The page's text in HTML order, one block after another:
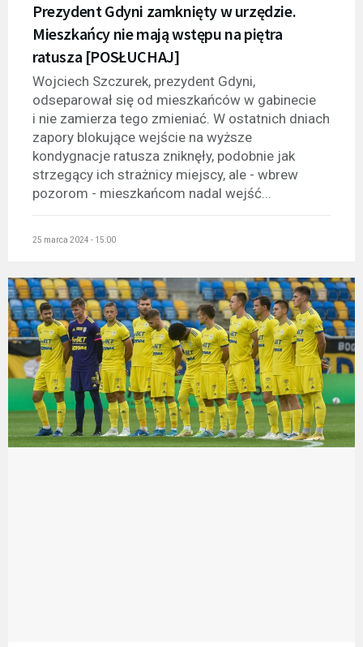
Prezydent Gdyni zamknięty w urzędzie.
Mieszkańcy nie mają wstępu na piętra
ratusza [POSŁUCHAJ]
Wojciech Szczurek, prezydent Gdyni,
odseparował się od mieszkańców w gabinecie
i nie zamierza tego zmieniać. W ostatnich dniach
zapory blokujące wejście na wyższe
kondygnacje ratusza zniknęły, podobnie jak
strzegący ich strażnicy miejscy, ale - wbrew
pozorom - mieszkańcom nadal wejść...
25 marca 2024 - 15:00